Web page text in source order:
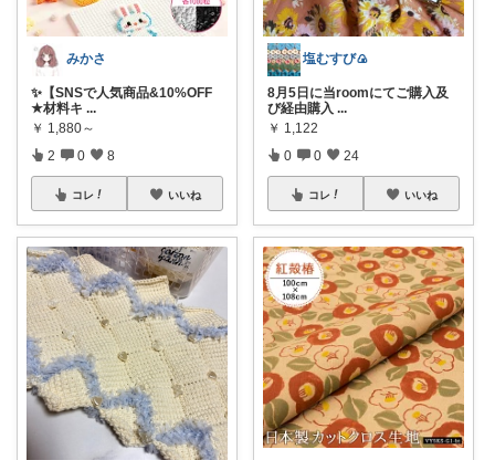
みかさ
✨【SNSで人気商品&10%OFF
★材料キ ...
￥ 1,880～
2 0 8
コレ いいね
塩むすび🍙
8月5日に当roomにてご購入及
び経由購入 ...
￥ 1,122
0 0 24
コレ いいね